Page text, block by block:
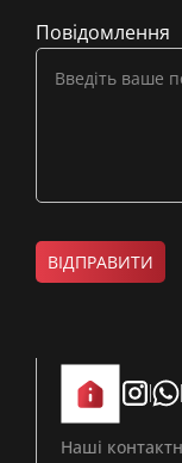
Повідомлення
ВІДПРАВИТИ
Наші